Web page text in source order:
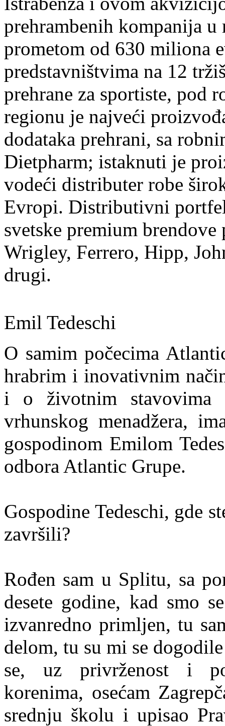
prehrambenih kompanija
prometom od 630 miliona
predstavništvima na 12
prehrane za sportiste, pod
regionu je najveći
dodataka prehrani, sa
Dietpharm; istaknuti je
vodeći distributer robe
Evropi. Distributivni
svetske premium
Wrigley, Ferrero, Hipp,
drugi.
Emil Tedeschi
O samim počecima
hrabrim i inovativnim
i o životnim
vrhunskog menadžera,
gospodinom Emilom
odbora Atlantic Grupe.
Gospodine Tedeschi, gde
završili?
Rođen sam u Splitu, sa
desete godine, kad smo
izvanredno primljen, tu
delom, tu su mi se
se, uz privrženost i
korenima, osećam
srednju školu i upisao